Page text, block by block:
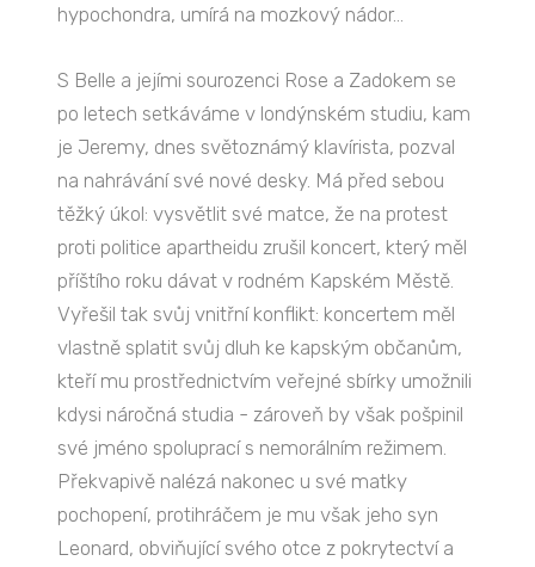
hypochondra, umírá na mozkový nádor...
S Belle a jejími sourozenci Rose a Zadokem se
po letech setkáváme v londýnském studiu, kam
je Jeremy, dnes světoznámý klavírista, pozval
na nahrávání své nové desky. Má před sebou
těžký úkol: vysvětlit své matce, že na protest
proti politice apartheidu zrušil koncert, který měl
příštího roku dávat v rodném Kapském Městě.
Vyřešil tak svůj vnitřní konflikt: koncertem měl
vlastně splatit svůj dluh ke kapským občanům,
kteří mu prostřednictvím veřejné sbírky umožnili
kdysi náročná studia - zároveň by však pošpinil
své jméno spoluprací s nemorálním režimem.
Překvapivě nalézá nakonec u své matky
pochopení, protihráčem je mu však jeho syn
Leonard, obviňující svého otce z pokrytectví a